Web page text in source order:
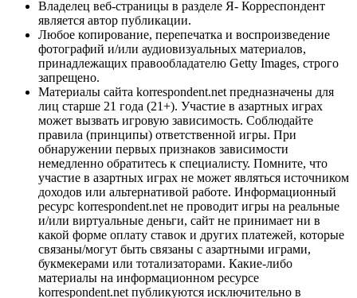
Владелец веб-страницы в разделе Я- Корреспондент
является автор публикации.
Любое копирование, перепечатка и воспроизведение
фотографий и/или аудиовизуальных материалов,
принадлежащих правообладателю Getty Images, строго
запрещено.
Материалы сайта korrespondent.net предназначены для
лиц старше 21 года (21+). Участие в азартных играх
может вызвать игровую зависимость. Соблюдайте
правила (принципы) ответственной игры. При
обнаружении первых признаков зависимости
немедленно обратитесь к специалисту. Помните, что
участие в азартных играх не может являться источником
доходов или альтернативой работе. Информационный
ресурс korrespondent.net не проводит игры на реальные
и/или виртуальные деньги, сайт не принимает ни в
какой форме оплату ставок и других платежей, которые
связаны/могут быть связаны с азартными играми,
букмекерами или тотализаторами. Какие-либо
материалы на информационном ресурсе
korrespondent.net публикуются исключительно в